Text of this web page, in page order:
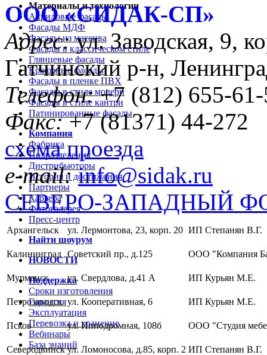
Материалы и технологии
Акриловые фасады
Фасады МДФ
Фасады из массива
Фасады в классическом стиле
Глянцевые фасады
Крашеные фасады
Фасады в пленке ПВХ
Фасады в стиле модерн
Фасады в стиле кантри
Патинированные фасады
Компания
Фабрика
Подразделения
Дистрибьюторы
История и достижения
Партнеры
Карьера
Фотогалерея
Пресс-центр
Найти шоурум
НОВОСТИ
Поддержка
Сроки изготовления
Гарантия
Эксплуатация
Перевозка и хранение
Вебинары
База знаний
ООО «CИДАК-СП»
Адрес:ул. Заводская, 9,
Гатчинский р-н,
Телефон:+7 (812) 655-
Факс:+7 (81371) 44-272
схема проезда
e-mail: info@sidak.ru
СЕВЕРО-ЗАПАДНЫЙ
Архангельск ул. Лермонтова, 23, корп. 20 ИП Степанян В.Г.
Калининград Советский пр., д.125 ООО "Компания
Мурманск ул. Свердлова, д.41 А ИП Курьян М.Е.
Петрозаводск ул. Кооперативная, 6 ИП Курьян М.Е.
Псков ул. Ипподромная, 108б ООО "Студия
Северодвинск ул. Ломоносова, д.85, корп. 2 ИП Степанян В.Г.